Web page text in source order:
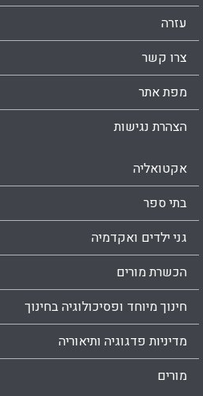
עזרה
צרו קשר
מפת אתר
הצהרת נגישות
אקטואליה
בתי ספר
גני ילדים ואקדמיה
הכשרת מורים
חינוך מיוחד ופסיכולוגיה בחינוך
מדיניות פדגוגיה ותיאוריה
מורים